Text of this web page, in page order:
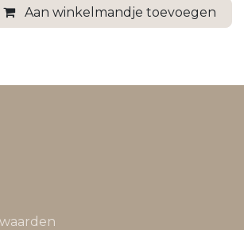
Aan winkelmandje toevoegen